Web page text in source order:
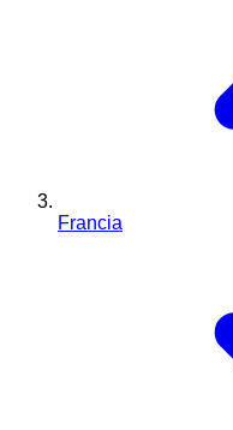
Francia